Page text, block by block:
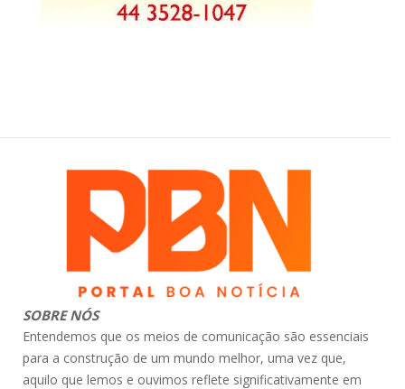
SOBRE NÓS
Entendemos que os meios de comunicação são essenciais
para a construção de um mundo melhor, uma vez que,
aquilo que lemos e ouvimos reflete significativamente em